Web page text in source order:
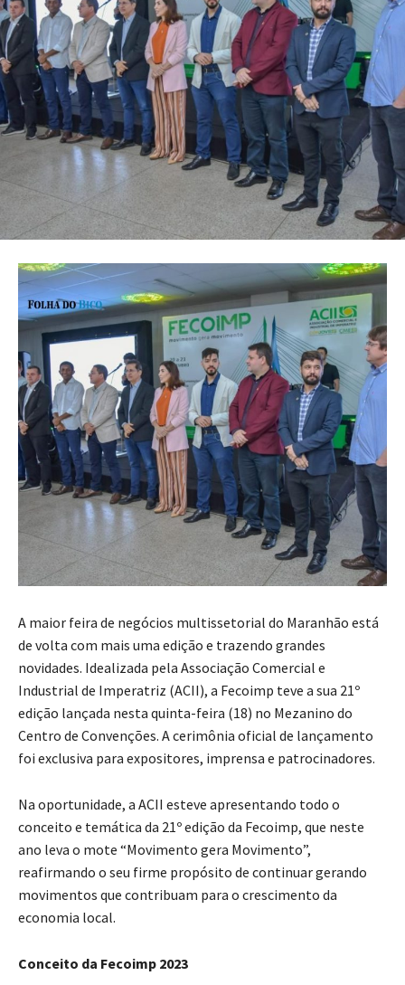
A maior feira de negócios multissetorial do Maranhão está
de volta com mais uma edição e trazendo grandes
novidades. Idealizada pela Associação Comercial e
Industrial de Imperatriz (ACII), a Fecoimp teve a sua 21º
edição lançada nesta quinta-feira (18) no Mezanino do
Centro de Convenções. A cerimônia oficial de lançamento
foi exclusiva para expositores, imprensa e patrocinadores.
Na oportunidade, a ACII esteve apresentando todo o
conceito e temática da 21º edição da Fecoimp, que neste
ano leva o mote “Movimento gera Movimento”,
reafirmando o seu firme propósito de continuar gerando
movimentos que contribuam para o crescimento da
economia local.
Conceito da Fecoimp 2023